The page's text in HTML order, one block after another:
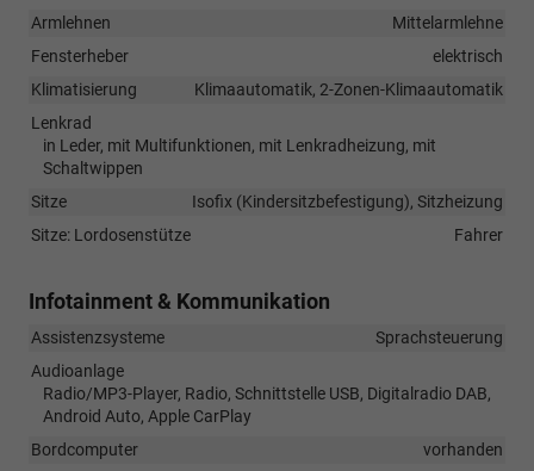
Armlehnen
Mittelarmlehne
Fensterheber
elektrisch
Klimatisierung
Klimaautomatik, 2-Zonen-Klimaautomatik
Lenkrad
in Leder, mit Multifunktionen, mit Lenkradheizung, mit
Schaltwippen
Sitze
Isofix (Kindersitzbefestigung), Sitzheizung
Sitze: Lordosenstütze
Fahrer
Infotainment & Kommunikation
Assistenzsysteme
Sprachsteuerung
Audioanlage
Radio/MP3-Player, Radio, Schnittstelle USB, Digitalradio DAB,
Android Auto, Apple CarPlay
Bordcomputer
vorhanden